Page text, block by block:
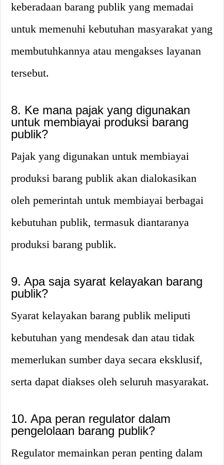
keberadaan barang publik yang memadai
untuk memenuhi kebutuhan masyarakat yang
membutuhkannya atau mengakses layanan
tersebut.
8. Ke mana pajak yang digunakan
untuk membiayai produksi barang
publik?
Pajak yang digunakan untuk membiayai
produksi barang publik akan dialokasikan
oleh pemerintah untuk membiayai berbagai
kebutuhan publik, termasuk diantaranya
produksi barang publik.
9. Apa saja syarat kelayakan barang
publik?
Syarat kelayakan barang publik meliputi
kebutuhan yang mendesak dan atau tidak
memerlukan sumber daya secara eksklusif,
serta dapat diakses oleh seluruh masyarakat.
10. Apa peran regulator dalam
pengelolaan barang publik?
Regulator memainkan peran penting dalam